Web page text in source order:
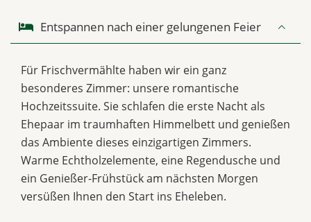
Entspannen nach einer gelungenen Feier
Für Frischvermählte haben wir ein ganz
besonderes Zimmer: unsere romantische
Hochzeitssuite. Sie schlafen die erste Nacht als
Ehepaar im traumhaften Himmelbett und genießen
das Ambiente dieses einzigartigen Zimmers.
Warme Echtholzelemente, eine Regendusche und
ein Genießer-Frühstück am nächsten Morgen
versüßen Ihnen den Start ins Eheleben.